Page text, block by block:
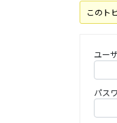
このト
ユー
パス